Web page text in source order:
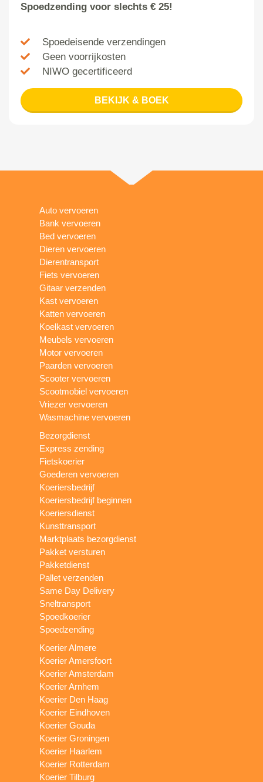
Spoedzending voor slechts € 25!
Spoedeisende verzendingen
Geen voorrijkosten
NIWO gecertificeerd
BEKIJK & BOEK
Auto vervoeren
Bank vervoeren
Bed vervoeren
Dieren vervoeren
Dierentransport
Fiets vervoeren
Gitaar verzenden
Kast vervoeren
Katten vervoeren
Koelkast vervoeren
Meubels vervoeren
Motor vervoeren
Paarden vervoeren
Scooter vervoeren
Scootmobiel vervoeren
Vriezer vervoeren
Wasmachine vervoeren
Bezorgdienst
Express zending
Fietskoerier
Goederen vervoeren
Koeriersbedrijf
Koeriersbedrijf beginnen
Koeriersdienst
Kunsttransport
Marktplaats bezorgdienst
Pakket versturen
Pakketdienst
Pallet verzenden
Same Day Delivery
Sneltransport
Spoedkoerier
Spoedzending
Koerier Almere
Koerier Amersfoort
Koerier Amsterdam
Koerier Arnhem
Koerier Den Haag
Koerier Eindhoven
Koerier Gouda
Koerier Groningen
Koerier Haarlem
Koerier Rotterdam
Koerier Tilburg